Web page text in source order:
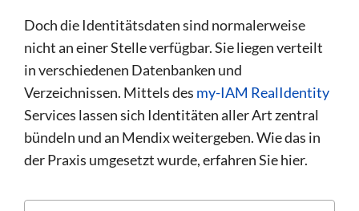
Doch die Identitätsdaten sind normalerweise
nicht an einer Stelle verfügbar. Sie liegen verteilt
in verschiedenen Datenbanken und
Verzeichnissen. Mittels des my-IAM RealIdentity
Services lassen sich Identitäten aller Art zentral
bündeln und an Mendix weitergeben. Wie das in
der Praxis umgesetzt wurde, erfahren Sie hier.